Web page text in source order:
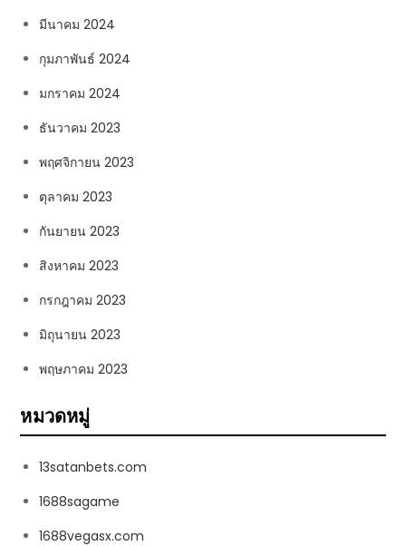
มีนาคม 2024
กุมภาพันธ์ 2024
มกราคม 2024
ธันวาคม 2023
พฤศจิกายน 2023
ตุลาคม 2023
กันยายน 2023
สิงหาคม 2023
กรกฎาคม 2023
มิถุนายน 2023
พฤษภาคม 2023
หมวดหมู่
13satanbets.com
1688sagame
1688vegasx.com